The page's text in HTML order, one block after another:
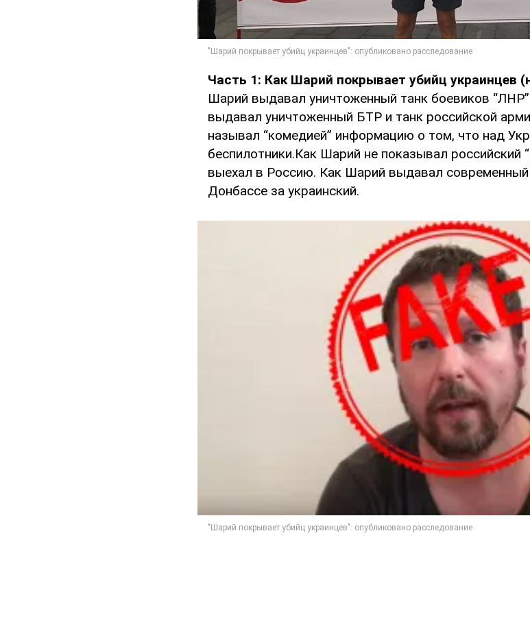
Часть 1: Как Шарий покрывает убийц украинцев
Шарий выдавал уничтоженный танк боевиков
выдавал уничтоженный БТР и танк российской
называл “комедией” информацию о том, что над
беспилотники.Как Шарий не показывал российский
выехал в Россию. Как Шарий выдавал современный
Донбассе за украинский.